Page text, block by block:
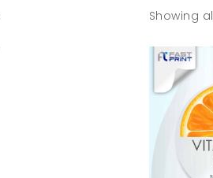
Showing